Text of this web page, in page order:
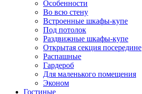
Особенности
Во всю стену
Встроенные шкафы-купе
Под потолок
Раздвижные шкафы-купе
Открытая секция посередине
Распашные
Гардероб
Для маленького помещения
Эконом
Гостиные